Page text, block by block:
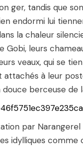
ger, tandis que
endormi lui
la chaleur
Gobi, leurs
veaux, qui se
attachés à leur
douce berceuse de
par Narangerel
idylliques comme